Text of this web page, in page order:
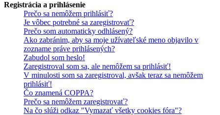
Registrácia a prihlásenie
Prečo sa nemôžem prihlásiť?
Je vôbec potrebné sa zaregistrovať?
Prečo som automaticky odhlásený?
Ako zabránim, aby sa moje užívateľské meno objavilo v
zozname práve prihlásených?
Zabudol som heslo!
Zaregistroval som sa, ale nemôžem sa prihlásiť!
V minulosti som sa zaregistroval, avšak teraz sa nemôžem
prihlásiť!
Čo znamená COPPA?
Prečo sa nemôžem zaregistrovať?
Na čo slúži odkaz "Vymazať všetky cookies fóra"?